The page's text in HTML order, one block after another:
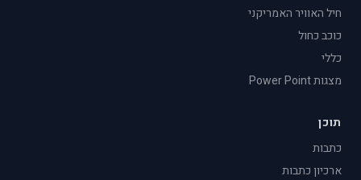
חיל האוויר האמריקני
כוכב כחול
כללי
מצגות Power Point
תוכן
כתבות
ארכיון כתבות